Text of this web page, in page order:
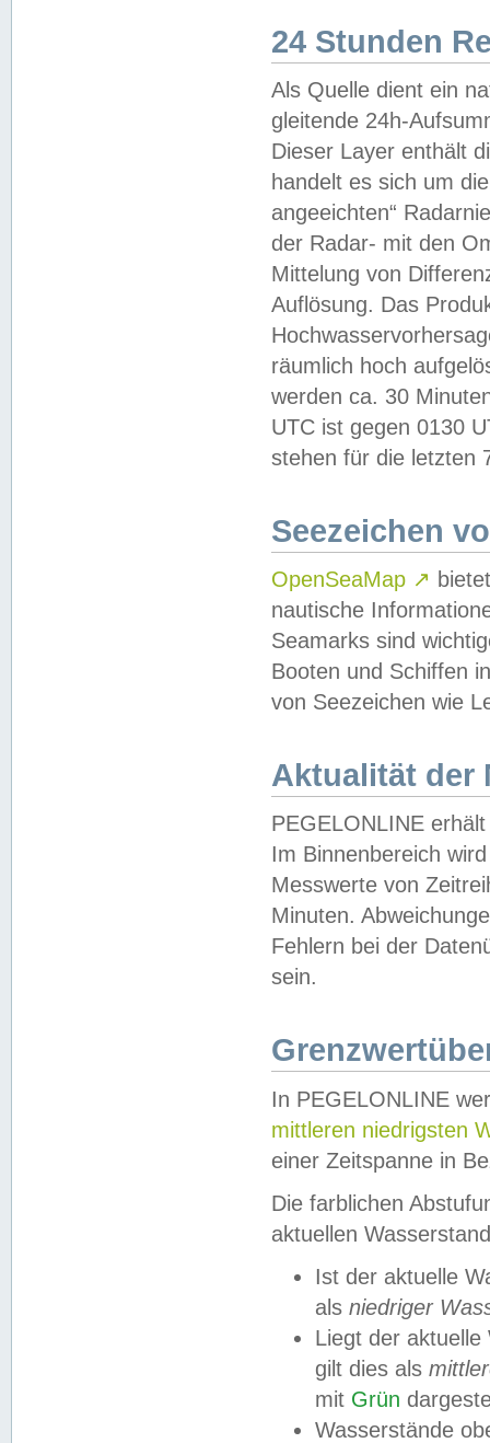
24 Stunden
Als Quelle dient ein
gleitende 24h-
Dieser Layer enthält
handelt es sich um
angeeichten“
der Radar- mit den
Mittelung von
Auflösung. Das
räumlich hoch
werden ca. 30
UTC ist gegen 0130
stehen für die letzten
Seezeichen
OpenSeaMap ↗
nautische
Seamarks sind
Booten und Schiffen
von Seezeichen wie
Aktualität der
PEGELONLINE
Im Binnenbereich
Messwerte von
Minuten.
Fehlern bei der
sein.
In PEGELONLINE
mittleren niedrigsten
einer Zeitspanne in
Die farblichen
aktuellen
Ist der aktuelle
als niedriger
Liegt der
gilt dies als
mit Grün
Wasserstände